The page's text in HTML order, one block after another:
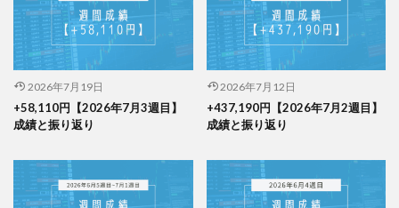
2026年7月19日
+58,110円【2026年7月3週目】
成績と振り返り
2026年7月12日
+437,190円【2026年7月2週目】
成績と振り返り